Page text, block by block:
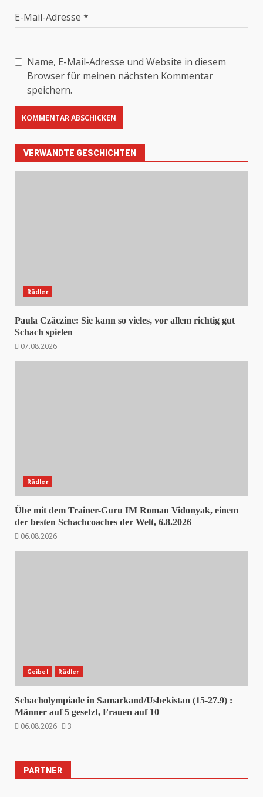
E-Mail-Adresse *
Name, E-Mail-Adresse und Website in diesem
Browser für meinen nächsten Kommentar
speichern.
VERWANDTE GESCHICHTEN
Rädler
Paula Czäczine: Sie kann so vieles, vor allem richtig gut
Schach spielen
07.08.2026
Rädler
Übe mit dem Trainer-Guru IM Roman Vidonyak, einem
der besten Schachcoaches der Welt, 6.8.2026
06.08.2026
Geibel Rädler
Schacholympiade in Samarkand/Usbekistan (15-27.9) :
Männer auf 5 gesetzt, Frauen auf 10
06.08.2026
3
PARTNER